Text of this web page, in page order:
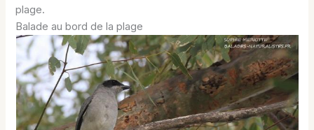
plage.
Balade au bord de la plage